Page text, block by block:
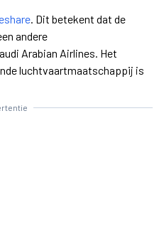
. Dit betekent dat de
andere
Arabian Airlines. Het
luchtvaartmaatschappij is